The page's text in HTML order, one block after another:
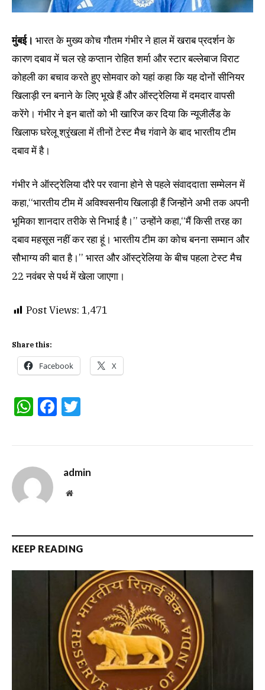
मुंबई। भारत के मुख्य कोच गौतम गंभीर ने हाल में खराब प्रदर्शन के
कारण दबाव में चल रहे कप्तान रोहित शर्मा और स्टार बल्लेबाज विराट
कोहली का बचाव करते हुए सोमवार को यहां कहा कि यह दोनों सीनियर
खिलाड़ी रन बनाने के लिए भूखे हैं और ऑस्ट्रेलिया में दमदार वापसी
करेंगे। गंभीर ने इन बातों को भी खारिज कर दिया कि न्यूजीलैंड के
खिलाफ घरेलू श्रृंखला में तीनों टेस्ट मैच गंवाने के बाद भारतीय टीम
दबाव में है।
गंभीर ने ऑस्ट्रेलिया दौरे पर रवाना होने से पहले संवाददाता सम्मेलन में
कहा,‘‘भारतीय टीम में अविश्वसनीय खिलाड़ी हैं जिन्होंने अभी तक अपनी
भूमिका शानदार तरीके से निभाई है।’’ उन्होंने कहा,‘‘मैं किसी तरह का
दबाव महसूस नहीं कर रहा हूं। भारतीय टीम का कोच बनना सम्मान और
सौभाग्य की बात है।’’ भारत और ऑस्ट्रेलिया के बीच पहला टेस्ट मैच
22 नवंबर से पर्थ में खेला जाएगा।
Post Views: 1,471
Share this:
Facebook X
WhatsApp
Facebook
admin
Website
KEEP READING